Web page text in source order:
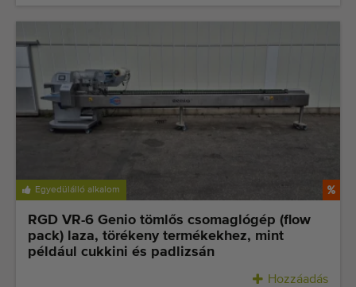
Egyedülálló alkalom
RGD VR-6 Genio tömlős csomaglógép (flow
pack) laza, törékeny termékekhez, mint
például cukkini és padlizsán
Hozzáadás